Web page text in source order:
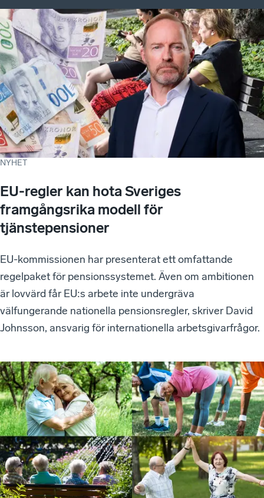
NYHET
EU-regler kan hota Sveriges
framgångsrika modell för
tjänstepensioner
EU-kommissionen har presenterat ett omfattande
regelpaket för pensionssystemet. Även om ambitionen
är lovvärd får EU:s arbete inte undergräva
välfungerande nationella pensionsregler, skriver David
Johnsson, ansvarig för internationella arbetsgivarfrågor.